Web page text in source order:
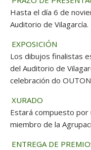
Hasta el día 6 de
Auditorio de Vilagarcía.
EXPOSICIÓN
Los dibujos finalistas
del Auditorio de
celebración do
XURADO
Estará compuesto
miembro de la
ENTREGA DE